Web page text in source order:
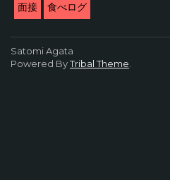
面接 食べログ
Satomi Agata
Powered ByTribal Theme